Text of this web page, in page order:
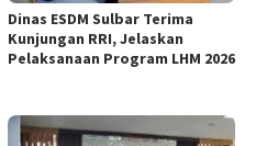
Dinas ESDM Sulbar Terima
Kunjungan RRI, Jelaskan
Pelaksanaan Program LHM 2026